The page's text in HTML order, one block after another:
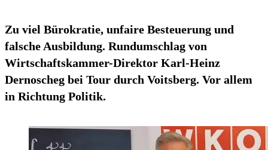
Zu viel Bürokratie, unfaire Besteuerung und
falsche Ausbildung. Rundumschlag von
Wirtschaftskammer-Direktor Karl-Heinz
Dernoscheg bei Tour durch Voitsberg. Vor allem
in Richtung Politik.